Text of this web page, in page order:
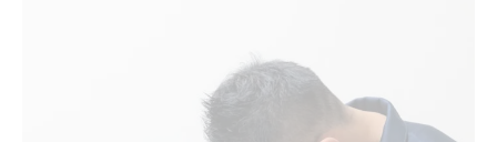
7. RASHINDO大和店が選ばれる理由
✔ 完全都度払い制で安心